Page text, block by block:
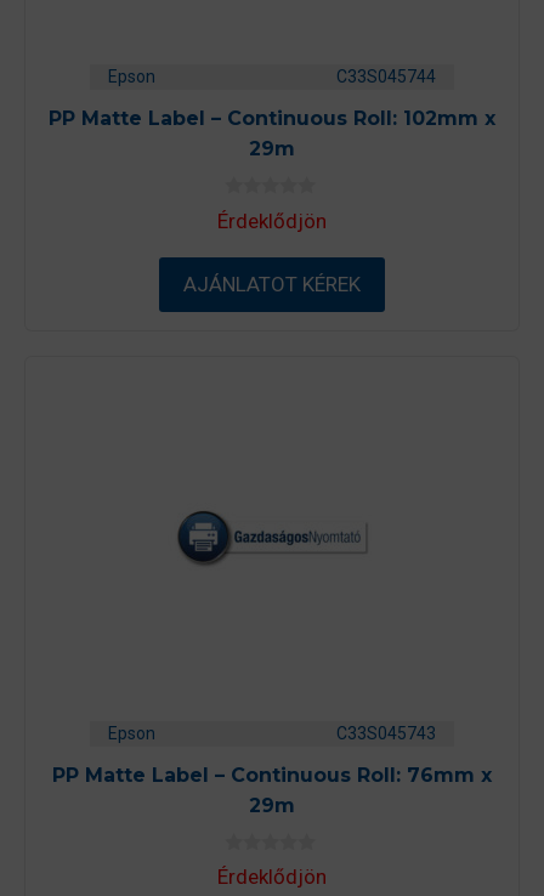
Epson C33S045744
PP Matte Label – Continuous Roll: 102mm x
29m
0
a
5
-
b
ő
Érdeklődjön
AJÁNLATOT KÉREK
Epson C33S045743
PP Matte Label – Continuous Roll: 76mm x
29m
0
a
Érdeklődjön